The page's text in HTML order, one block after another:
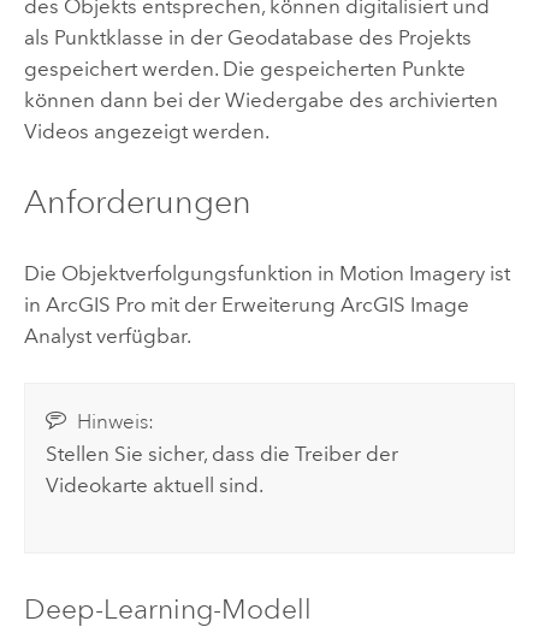
des Objekts entsprechen, können digitalisiert und
als Punktklasse in der Geodatabase des Projekts
gespeichert werden. Die gespeicherten Punkte
können dann bei der Wiedergabe des archivierten
Videos angezeigt werden.
Anforderungen
Die Objektverfolgungsfunktion in Motion Imagery ist
in ArcGIS Promit der Erweiterung ArcGIS Image
Analystverfügbar.
Hinweis:
Stellen Sie sicher, dass die Treiber der
Videokarte aktuell sind.
Deep-Learning-Modell